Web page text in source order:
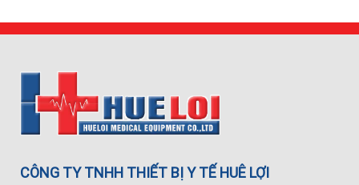
CÔNG TY TNHH THIẾT BỊ Y TẾ HUÊ LỢI